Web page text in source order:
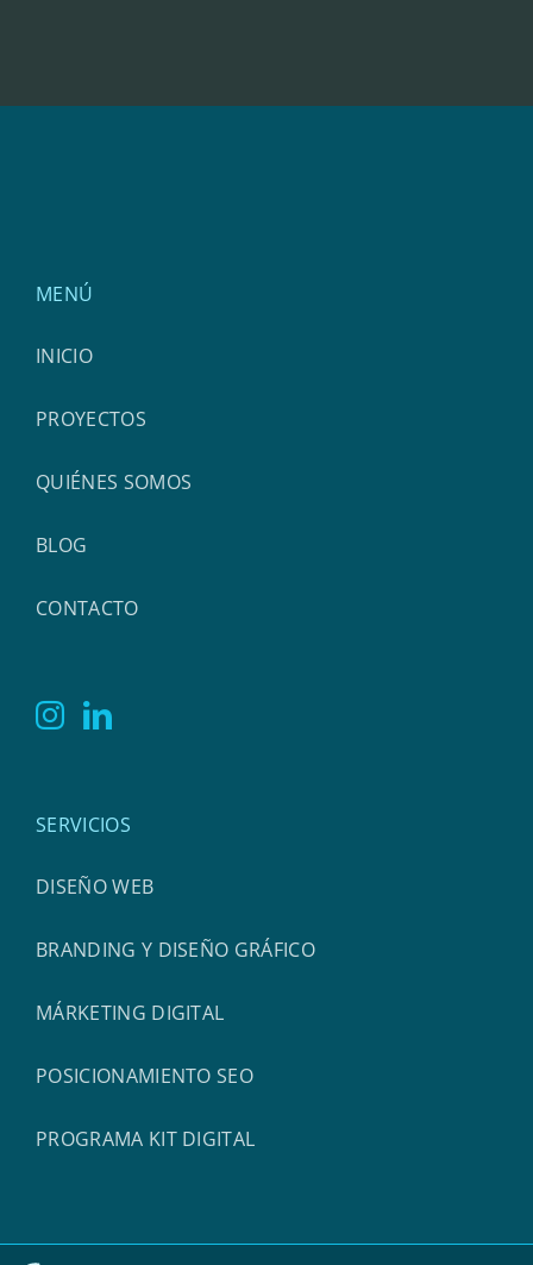
MENÚ
INICIO
PROYECTOS
QUIÉNES SOMOS
BLOG
CONTACTO
SERVICIOS
DISEÑO WEB
BRANDING Y DISEÑO GRÁFICO
MÁRKETING DIGITAL
POSICIONAMIENTO SEO
PROGRAMA KIT DIGITAL